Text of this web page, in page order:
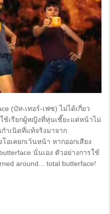
(บัท-เทอร์-เฟซ) ไม่ได้เกี่ยว
ช้เรียกผู้หญิงที่หุ่นเซี๊ยะแต่หน้าไม่
เนิดที่แท้จริงมาจาก
อเคยกเว้นหน้า หากออกเสียง
นั่นเอง ตัวอย่างการใช้
around... total butterface!